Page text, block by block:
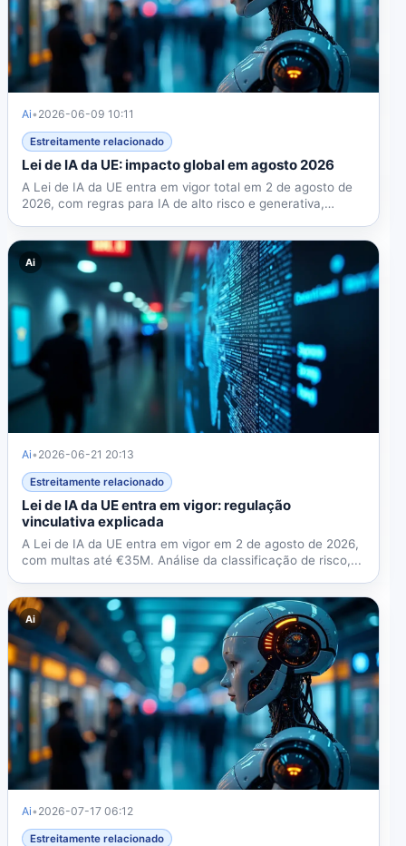
Ai• 2026-06-09 10:11
Estreitamente relacionado
Lei de IA da UE: impacto global em agosto 2026
A Lei de IA da UE entra em vigor total em 2 de agosto de
2026, com regras para IA de alto risco e generativa,
Ai
Ai• 2026-06-21 20:13
Estreitamente relacionado
Lei de IA da UE entra em vigor: regulação
vinculativa explicada
A Lei de IA da UE entra em vigor em 2 de agosto de 2026,
com multas até €35M. Análise da classificação de risco,...
Ai
Ai• 2026-07-17 06:12
Estreitamente relacionado